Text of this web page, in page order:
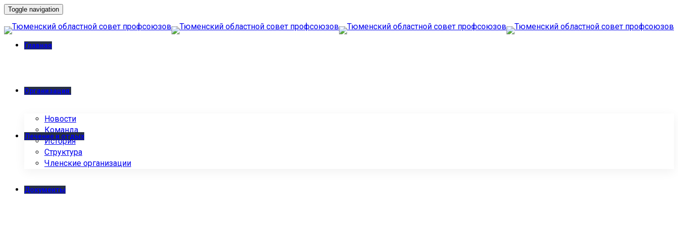
Toggle navigation
Главная
Организация
Новости
Команда
История
Структура
Членские организации
Лечение и отдых
Документы